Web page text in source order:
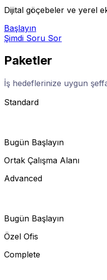
Dijital göçebeler ve yerel
Başlayın
Şimdi Soru Sor
Paketler
İş hedeflerinize uygun
Standard
Bugün Başlayın
Ortak Çalışma Alanı
Advanced
Bugün Başlayın
Özel Ofis
Complete